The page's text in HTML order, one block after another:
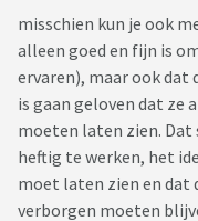
excuses aangeboden.
Ik heb wel uitgelegd
houden. En dat ik
mij steunen.
Dat was het doel, en
De enige manier voor
delen. Het uit te
Maar dat ik, achteraf,
misschien kun je ook
alleen goed en fijn is
ervaren), maar ook dat
is gaan geloven dat ze
moeten laten zien.
heftig te werken, het
moet laten zien en dat
verborgen moeten